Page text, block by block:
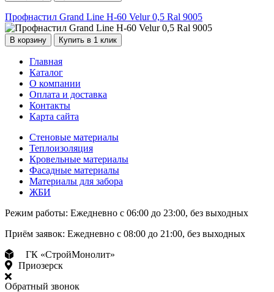
Профнастил Grand Line Н-60 Velur 0,5 Ral 9005
В корзину Купить в 1 клик
Главная
Каталог
О компании
Оплата и доставка
Контакты
Карта сайта
Стеновые материалы
Теплоизоляция
Кровельные материалы
Фасадные материалы
Материалы для забора
ЖБИ
Режим работы: Ежедневно с 06:00 до 23:00, без выходных
Приём заявок: Ежедневно с 08:00 до 21:00, без выходных
ГК «СтройМонолит»
Приозерск
Обратный звонок